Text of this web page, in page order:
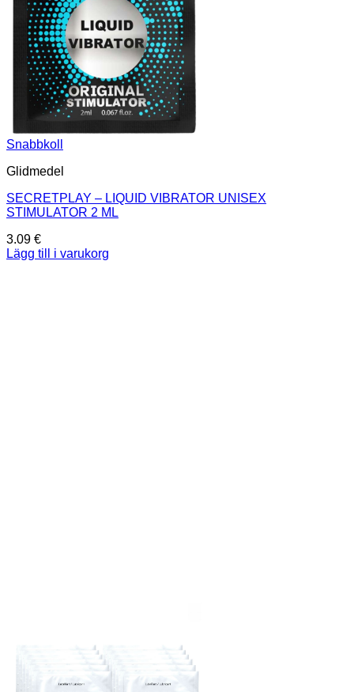
Snabbkoll
Glidmedel
SECRETPLAY – LIQUID VIBRATOR UNISEX
STIMULATOR 2 ML
3.09 €
Lägg till i varukorg